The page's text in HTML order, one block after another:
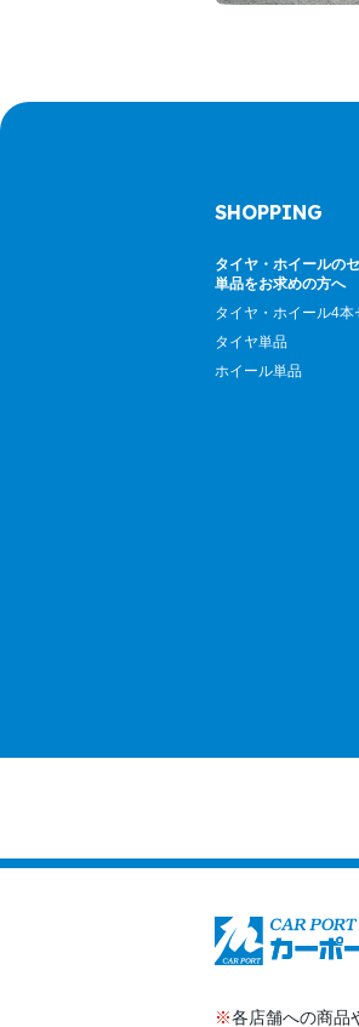
SHOPPING
タイヤ・ホイールの
単品をお求めの方へ
タイヤ・ホイール4本
タイヤ単品
ホイール単品
※各店舗への商品